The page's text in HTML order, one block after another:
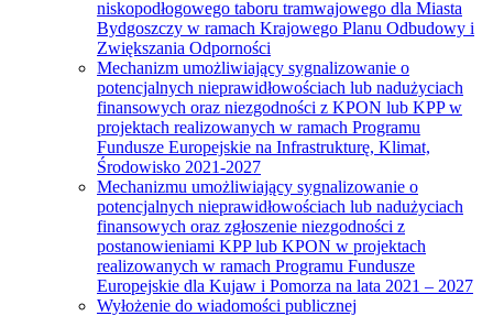
niskopodłogowego taboru tramwajowego dla Miasta
Bydgoszczy w ramach Krajowego Planu Odbudowy i
Zwiększania Odporności
Mechanizm umożliwiający sygnalizowanie o
potencjalnych nieprawidłowościach lub nadużyciach
finansowych oraz niezgodności z KPON lub KPP w
projektach realizowanych w ramach Programu
Fundusze Europejskie na Infrastrukturę, Klimat,
Środowisko 2021-2027
Mechanizmu umożliwiający sygnalizowanie o
potencjalnych nieprawidłowościach lub nadużyciach
finansowych oraz zgłoszenie niezgodności z
postanowieniami KPP lub KPON w projektach
realizowanych w ramach Programu Fundusze
Europejskie dla Kujaw i Pomorza na lata 2021 – 2027
Wyłożenie do wiadomości publicznej